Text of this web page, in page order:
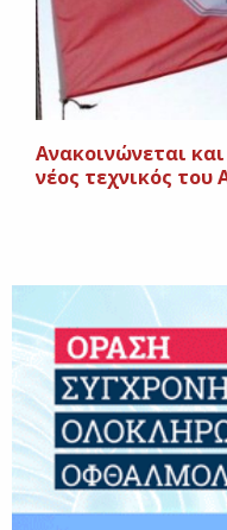
Ανακοινώνεται
νέος τεχνικός του